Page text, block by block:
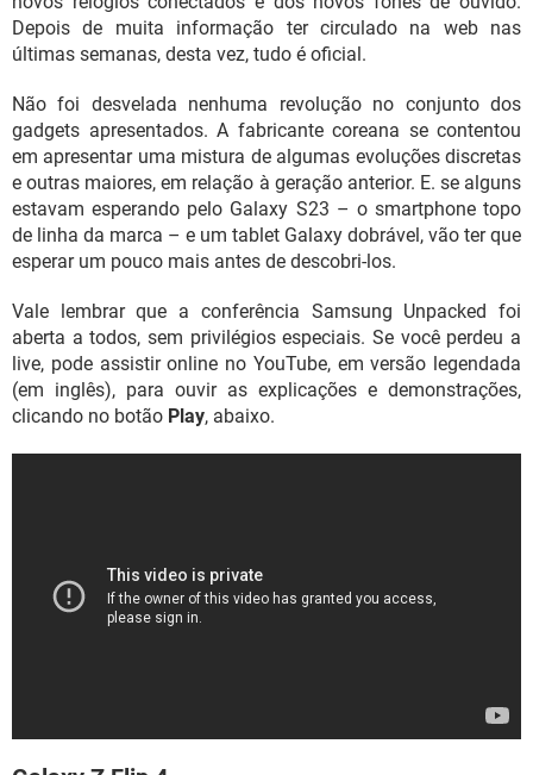
Depois de muita informação ter circulado na web nas
últimas semanas, desta vez, tudo é oficial.
Não foi desvelada nenhuma revolução no conjunto dos
gadgets apresentados. A fabricante coreana se contentou
em apresentar uma mistura de algumas evoluções discretas
e outras maiores, em relação à geração anterior. E. se alguns
estavam esperando pelo Galaxy S23 – o smartphone topo
de linha da marca – e um tablet Galaxy dobrável, vão ter que
esperar um pouco mais antes de descobri-los.
Vale lembrar que a conferência Samsung Unpacked foi
aberta a todos, sem privilégios especiais. Se você perdeu a
live, pode assistir online no YouTube, em versão legendada
(em inglês), para ouvir as explicações e demonstrações,
clicando no botão Play, abaixo.